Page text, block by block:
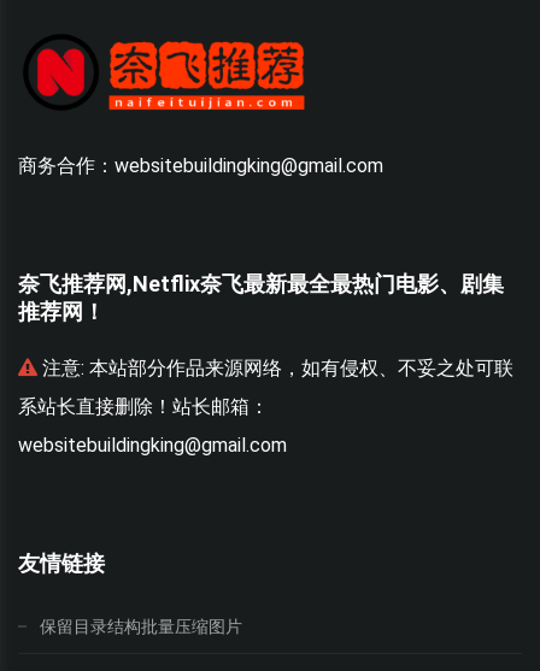
商务合作：websitebuildingking@gmail.com
奈飞推荐网,Netflix奈飞最新最全最热门电影、剧集
推荐网！
注意: 本站部分作品来源网络，如有侵权、不妥之处可联
系站长直接删除！站长邮箱：
websitebuildingking@gmail.com
友情链接
保留目录结构批量压缩图片